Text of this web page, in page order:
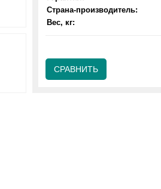
Страна-производитель:
Вес, кг:
СРАВНИТЬ